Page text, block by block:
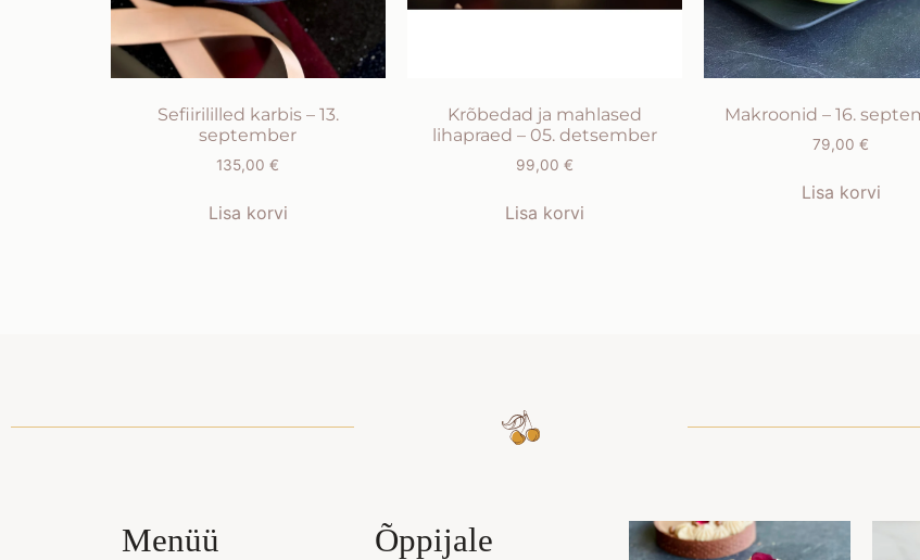
Sefiirililled karbis – 13.
september
135,00€
Lisa korvi
Krõbedad ja mahlased
lihapraed – 05. detsember
99,00 €
Lisa korvi
Makroonid – 16.
79,00€
Lisa korvi
Menüü Õppijale